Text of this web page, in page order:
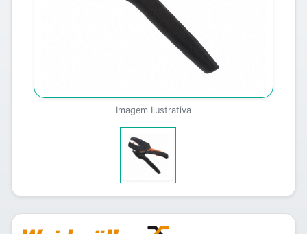
Imagem Ilustrativa